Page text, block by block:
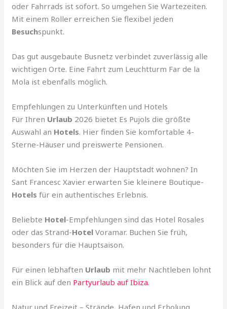
oder Fahrrads ist sofort. So umgehen Sie Wartezeiten.
Mit einem Roller erreichen Sie flexibel jeden
Besuchspunkt.
Das gut ausgebaute Busnetz verbindet zuverlässig alle
wichtigen Orte. Eine Fahrt zum Leuchtturm Far de la
Mola ist ebenfalls möglich.
Empfehlungen zu Unterkünften und Hotels
Für Ihren Urlaub 2026 bietet Es Pujols die größte
Auswahl an Hotels. Hier finden Sie komfortable 4-
Sterne-Häuser und preiswerte Pensionen.
Möchten Sie im Herzen der Hauptstadt wohnen? In
Sant Francesc Xavier erwarten Sie kleinere Boutique-
Hotels für ein authentisches Erlebnis.
Beliebte Hotel-Empfehlungen sind das Hotel Rosales
oder das Strand-Hotel Voramar. Buchen Sie früh,
besonders für die Hauptsaison.
Für einen lebhaften Urlaub mit mehr Nachtleben lohnt
ein Blick auf den Partyurlaub auf Ibiza.
Natur und Freizeit – Strände, Hafen und Erholung